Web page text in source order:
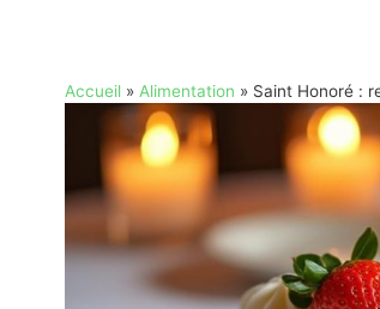
Accueil» Alimentation » Saint Honoré :